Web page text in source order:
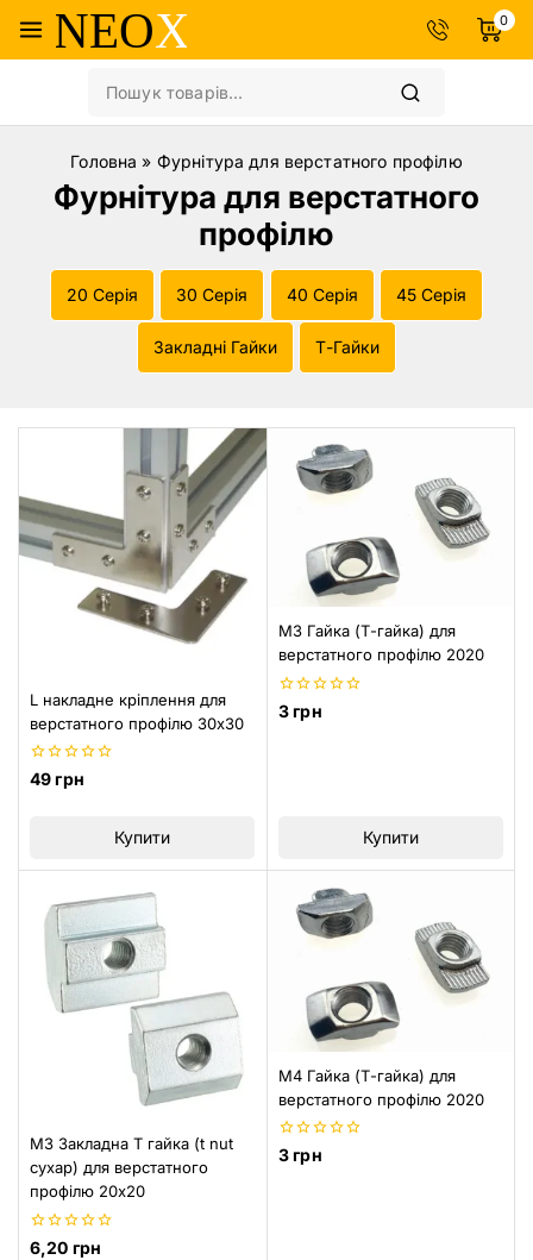
0
Головна » Фурнітура для верстатного профілю
Фурнітура для верстатного
профілю
20 Серія 30 Серія 40 Серія 45 Серія
Закладні Гайки Т-Гайки
L накладне кріплення для
верстатного профілю 30х30
0
49грн
Купити
M3 Гайка (Т-гайка) для
верстатного профілю 2020
0
з
3грн
Купити
M3 Закладна Т гайка (t nut
сухар) для верстатного
профілю 20х20
0
6,20 грн
M4 Гайка (Т-гайка) для
верстатного профілю 2020
0
3грн